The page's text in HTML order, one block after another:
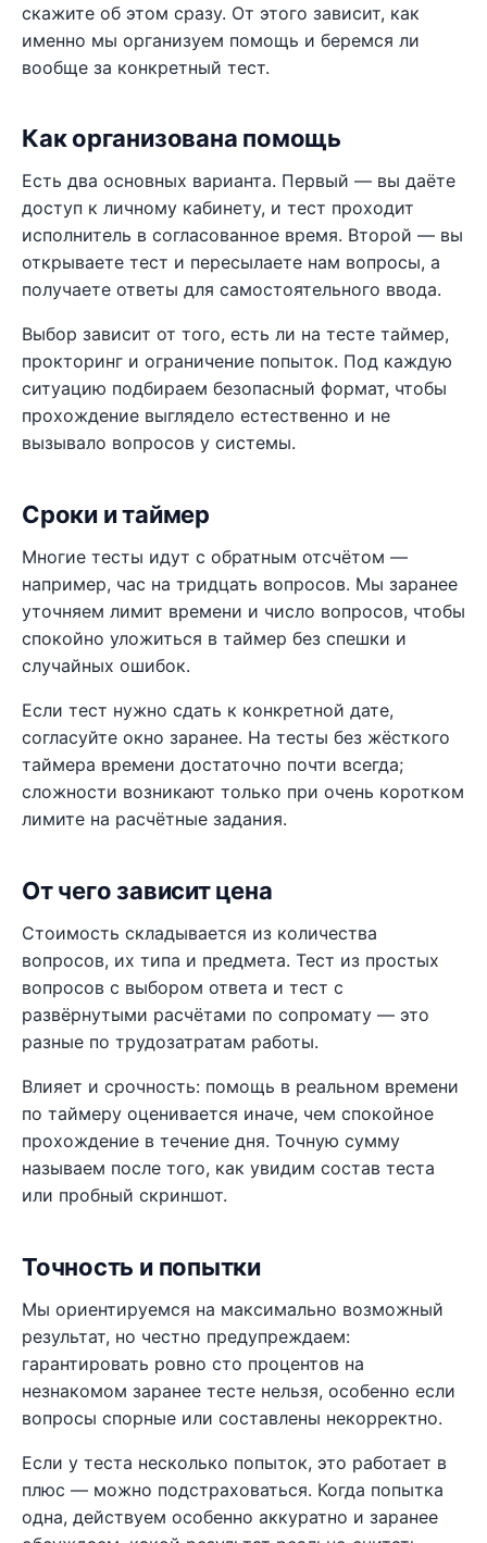
скажите об этом сразу. От этого зависит, как
именно мы организуем помощь и беремся ли
вообще за конкретный тест.
Как организована помощь
Есть два основных варианта. Первый — вы даёте
доступ к личному кабинету, и тест проходит
исполнитель в согласованное время. Второй — вы
открываете тест и пересылаете нам вопросы, а
получаете ответы для самостоятельного ввода.
Выбор зависит от того, есть ли на тесте таймер,
прокторинг и ограничение попыток. Под каждую
ситуацию подбираем безопасный формат, чтобы
прохождение выглядело естественно и не
вызывало вопросов у системы.
Сроки и таймер
Многие тесты идут с обратным отсчётом —
например, час на тридцать вопросов. Мы заранее
уточняем лимит времени и число вопросов, чтобы
спокойно уложиться в таймер без спешки и
случайных ошибок.
Если тест нужно сдать к конкретной дате,
согласуйте окно заранее. На тесты без жёсткого
таймера времени достаточно почти всегда;
сложности возникают только при очень коротком
лимите на расчётные задания.
От чего зависит цена
Стоимость складывается из количества
вопросов, их типа и предмета. Тест из простых
вопросов с выбором ответа и тест с
развёрнутыми расчётами по сопромату — это
разные по трудозатратам работы.
Влияет и срочность: помощь в реальном времени
по таймеру оценивается иначе, чем спокойное
прохождение в течение дня. Точную сумму
называем после того, как увидим состав теста
или пробный скриншот.
Точность и попытки
Мы ориентируемся на максимально возможный
результат, но честно предупреждаем:
гарантировать ровно сто процентов на
незнакомом заранее тесте нельзя, особенно если
вопросы спорные или составлены некорректно.
Если у теста несколько попыток, это работает в
плюс — можно подстраховаться. Когда попытка
одна, действуем особенно аккуратно и заранее